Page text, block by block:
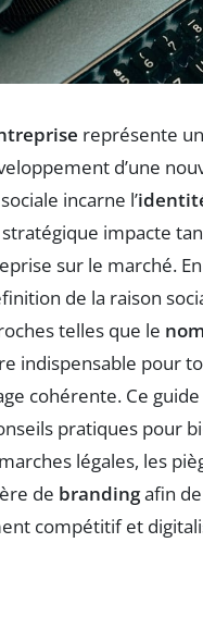
représente
d’une
incarne l’
impacte
sur le marché.
de la raison
telles que le
indispensable pour
cohérente. Ce
pratiques pour
légales, les
de brandingafin
compétitif et